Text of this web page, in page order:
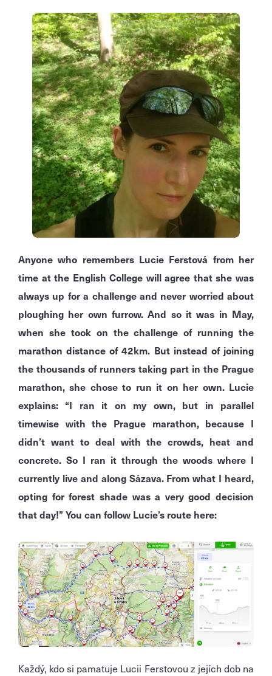
Anyone who remembers Lucie Ferstová from her
time at the English College will agree that she was
always up for a challenge and never worried about
ploughing her own furrow. And so it was in May,
when she took on the challenge of running the
marathon distance of 42km. But instead of joining
the thousands of runners taking part in the Prague
marathon, she chose to run it on her own. Lucie
explains: “I ran it on my own, but in parallel
timewise with the Prague marathon, because I
didn’t want to deal with the crowds, heat and
concrete. So I ran it through the woods where I
currently live and along Sázava. From what I heard,
opting for forest shade was a very good decision
that day!” You can follow Lucie’s route here:
Každý, kdo si pamatuje Lucii Ferstovou z jejích dob na